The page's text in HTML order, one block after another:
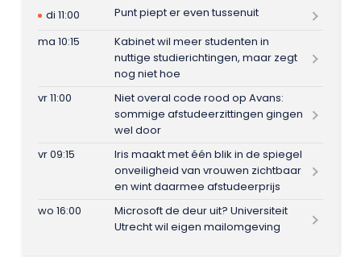
di 11:00
Punt piept er even tussenuit
ma 10:15
Kabinet wil meer studenten in
nuttige studierichtingen, maar zegt
nog niet hoe
vr 11:00
Niet overal code rood op Avans:
sommige afstudeerzittingen gingen
wel door
vr 09:15
Iris maakt met één blik in de spiegel
onveiligheid van vrouwen zichtbaar
en wint daarmee afstudeerprijs
wo 16:00
Microsoft de deur uit? Universiteit
Utrecht wil eigen mailomgeving